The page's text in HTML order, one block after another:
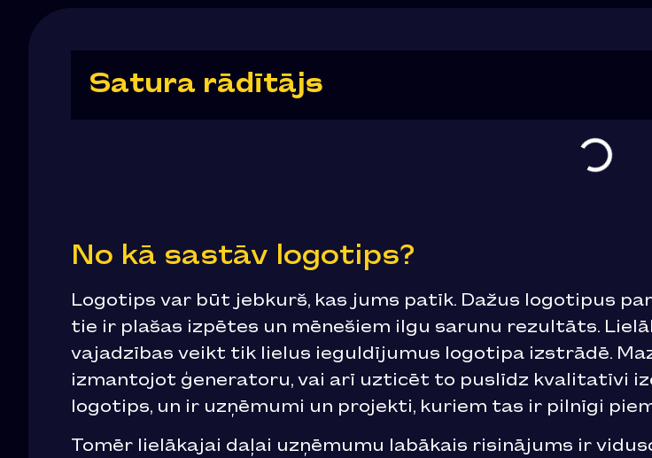
Satura rādītājs
No kā sastāv logotips?
Logotips var būt jebkurš, kas jums patīk. Dažus logotipus
tie ir plašas izpētes un mēnešiem ilgu sarunu rezultāts.
vajadzības veikt tik lielus ieguldījumus logotipa izstrādē.
izmantojot ģeneratoru, vai arī uzticēt to puslīdz kvalitatīvi
logotips, un ir uzņēmumi un projekti, kuriem tas ir pilnīgi
Tomēr lielākajai daļai uzņēmumu labākais risinājums ir